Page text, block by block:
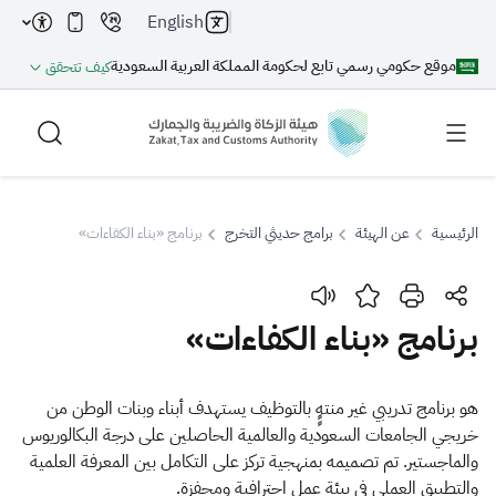
موقع حكومي رسمي تابع لحكومة المملكة العربية السعوديةكيف تتحقق
English
بحث
اقتراحات
الرئيسية عن الهيئة برامج حديثي التخرج برنامج «بناء الكفاءات»
برنامج «بناء الكفاءات»
هو برنامج تدريبي غير منتهٍٍ بالتوظيف يستهدف أبناء وبنات الوطن من
خريجي الجامعات السعودية والعالمية الحاصلين على درجة البكالوريوس
والماجستير. تم تصميمه بمنهجية تركز على التكامل بين المعرفة العلمية
والتطبيق العملي في بيئة عمل احترافية ومحفزة.